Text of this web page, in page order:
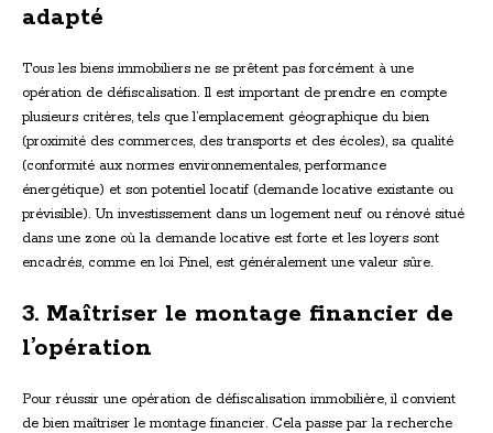
adapté
Tous les biens immobiliers ne se prêtent pas forcément à une
opération de défiscalisation. Il est important de prendre en compte
plusieurs critères, tels que l’emplacement géographique du bien
(proximité des commerces, des transports et des écoles), sa qualité
(conformité aux normes environnementales, performance
énergétique) et son potentiel locatif (demande locative existante ou
prévisible). Un investissement dans un logement neuf ou rénové situé
dans une zone où la demande locative est forte et les loyers sont
encadrés, comme en loi Pinel, est généralement une valeur sûre.
3. Maîtriser le montage financier de
l’opération
Pour réussir une opération de défiscalisation immobilière, il convient
de bien maîtriser le montage financier. Cela passe par la recherche